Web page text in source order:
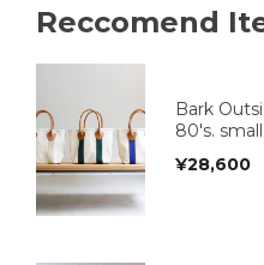
Reccomend
Bark
80's. small
¥28,600